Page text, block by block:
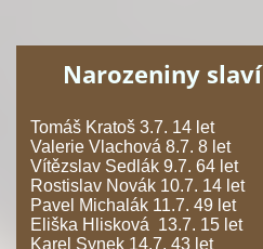
Narozeniny slaví
Tomáš Kratoš 3.7. 14 let
Valerie Vlachová 8.7. 8 let
Vítězslav Sedlák 9.7. 64 let
Rostislav Novák 10.7. 14 let
Pavel Michalák 11.7. 49 let
Eliška Hlisková 13.7. 15 let
Karel Synek 14.7. 43 let